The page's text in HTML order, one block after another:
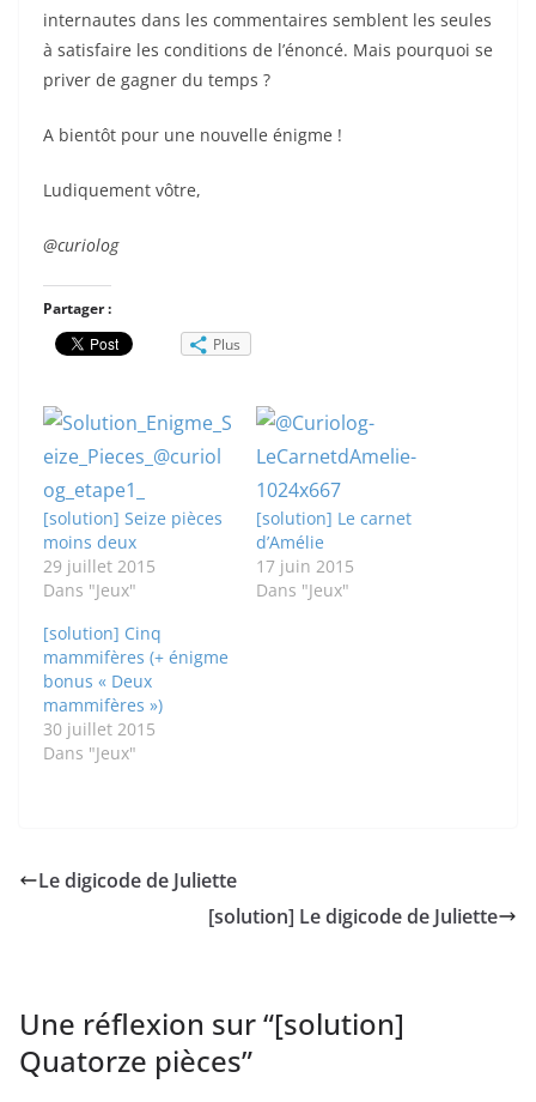
internautes dans les commentaires semblent les seules
à satisfaire les conditions de l’énoncé. Mais pourquoi se
priver de gagner du temps ?
A bientôt pour une nouvelle énigme !
Ludiquement vôtre,
@curiolog
Partager :
Plus
[solution] Seize pièces
moins deux
29 juillet 2015
Dans "Jeux"
[solution] Le carnet
d’Amélie
17 juin 2015
Dans "Jeux"
[solution] Cinq
mammifères (+ énigme
bonus « Deux
mammifères »)
30 juillet 2015
Dans "Jeux"
Le digicode de Juliette
[solution] Le digicode de Juliette
Une réflexion sur “[solution]
Quatorze pièces”